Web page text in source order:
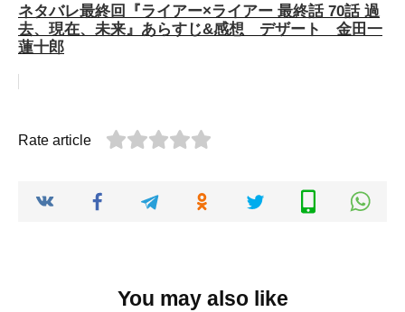
ネタバレ最終回『ライアー×ライアー 最終話 70話 過
去、現在、未来』あらすじ&感想 デザート 金田一
蓮十郎
Rate article
You may also like